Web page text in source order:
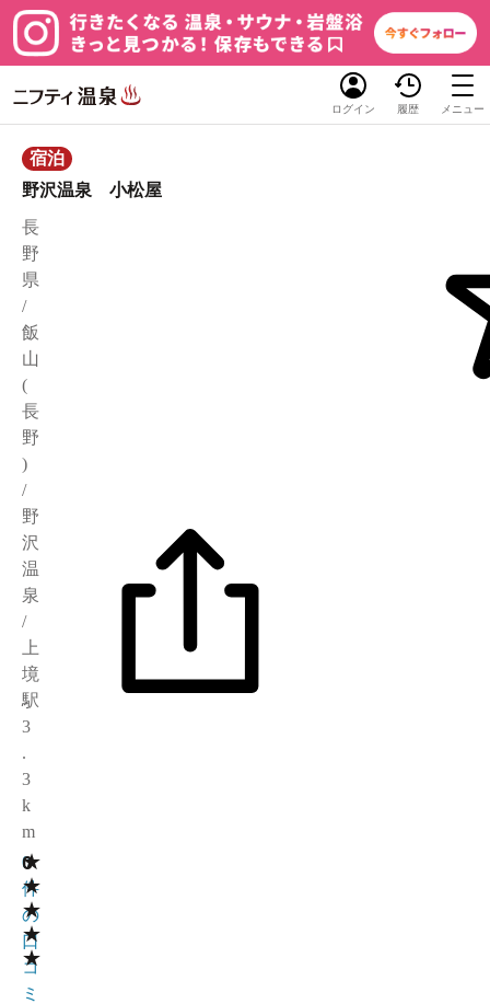
ログイン 履歴 メニュー
宿泊
野沢温泉 小松屋
長
野
県
/
飯
山
(
長
野
)
/
野
沢
温
泉
/
上
境
駅
3
.
3
k
m
★
★
★
★
★
0
0
件
の
口
コ
ミ